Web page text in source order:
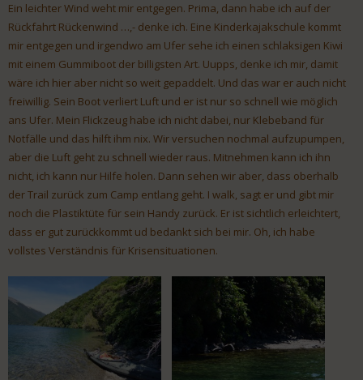
Ein leichter Wind weht mir entgegen. Prima, dann habe ich auf der
Rückfahrt Rückenwind …,- denke ich. Eine Kinderkajakschule kommt
mir entgegen und irgendwo am Ufer sehe ich einen schlaksigen Kiwi
mit einem Gummiboot der billigsten Art. Uupps, denke ich mir, damit
wäre ich hier aber nicht so weit gepaddelt. Und das war er auch nicht
freiwillig. Sein Boot verliert Luft und er ist nur so schnell wie möglich
ans Ufer. Mein Flickzeug habe ich nicht dabei, nur Klebeband für
Notfälle und das hilft ihm nix. Wir versuchen nochmal aufzupumpen,
aber die Luft geht zu schnell wieder raus. Mitnehmen kann ich ihn
nicht, ich kann nur Hilfe holen. Dann sehen wir aber, dass oberhalb
der Trail zurück zum Camp entlang geht. I walk, sagt er und gibt mir
noch die Plastiktüte für sein Handy zurück. Er ist sichtlich erleichtert,
dass er gut zurückkommt ud bedankt sich bei mir. Oh, ich habe
vollstes Verständnis für Krisensituationen.